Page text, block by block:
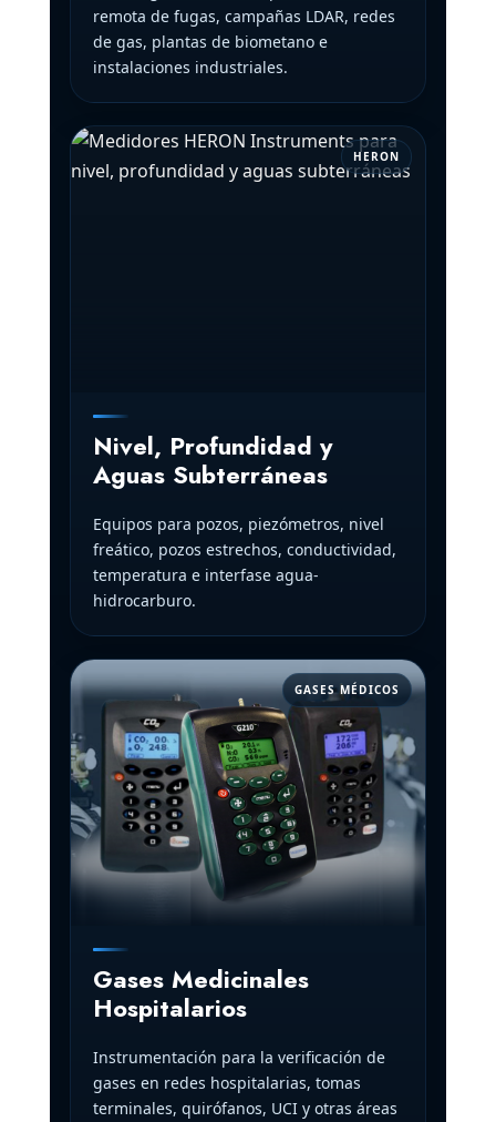
remota de fugas, campañas LDAR, redes
de gas, plantas de biometano e
instalaciones industriales.
HERON
Nivel, Profundidad y
Aguas Subterráneas
Equipos para pozos, piezómetros, nivel
freático, pozos estrechos, conductividad,
temperatura e interfase agua-
hidrocarburo.
GASES MÉDICOS
Gases Medicinales
Hospitalarios
Instrumentación para la verificación de
gases en redes hospitalarias, tomas
terminales, quirófanos, UCI y otras áreas